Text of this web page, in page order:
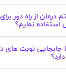
از راه دور برای
نمایم؟